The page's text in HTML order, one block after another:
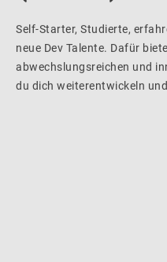
Self-Starter, Studierte,
neue Dev Talente. Dafür
abwechslungsreichen und
du dich weiterentwickeln